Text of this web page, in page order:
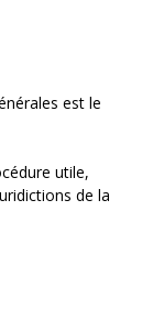
est le
utile,
de la